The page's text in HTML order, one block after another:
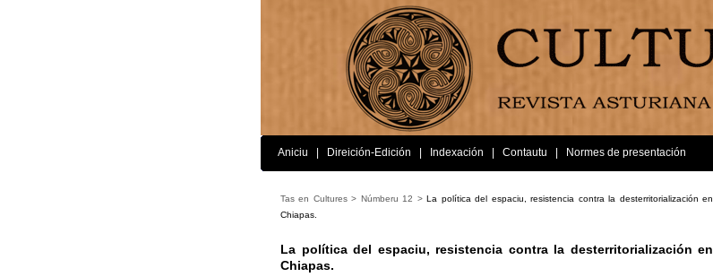
Aniciu Direición-Edición Indexación Contautu Normes de presentación
Tas en Cultures > Númberu 12 >La política del espaciu, resistencia contra la desterritorialización en
Chiapas.
La política del espaciu, resistencia contra la desterritorialización en
Chiapas.